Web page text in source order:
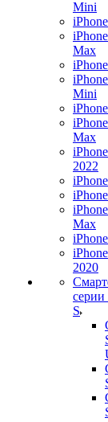
Mini
Max
Mini
Max
2022
Max
2020
серии
S